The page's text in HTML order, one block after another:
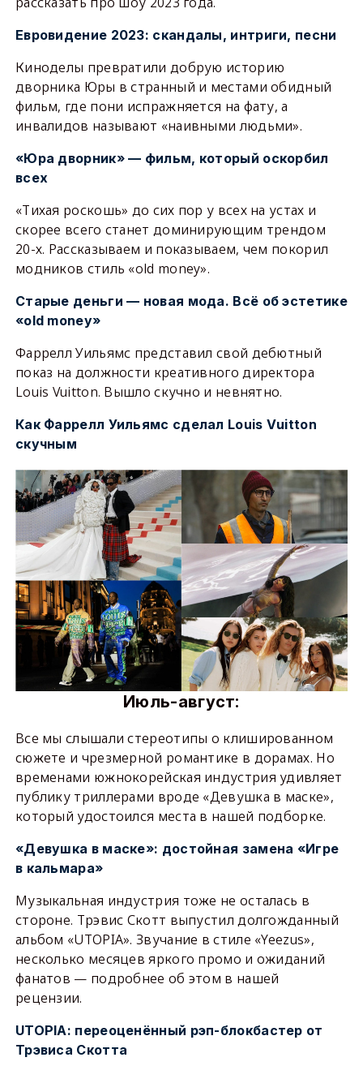
Евровидение 2023: скандалы, интриги, песни
Киноделы превратили добрую историю
дворника Юры в странный и местами обидный
фильм, где пони испражняется на фату, а
инвалидов называют «наивными людьми».
«Юра дворник» — фильм, который оскорбил
всех
«Тихая роскошь» до сих пор у всех на устах и
скорее всего станет доминирующим трендом
20-х. Рассказываем и показываем, чем покорил
модников стиль «old money».
Старые деньги — новая мода. Всё об эстетике
«old money»
Фаррелл Уильямс представил свой дебютный
показ на должности креативного директора
Louis Vuitton. Вышло скучно и невнятно.
Как Фаррелл Уильямс сделал Louis Vuitton
скучным
Июль-август:
Все мы слышали стереотипы о клишированном
сюжете и чрезмерной романтике в дорамах. Но
временами южнокорейская индустрия удивляет
публику триллерами вроде «Девушка в маске»,
который удостоился места в нашей подборке.
«Девушка в маске»: достойная замена «Игре
в кальмара»
Музыкальная индустрия тоже не осталась в
стороне. Трэвис Скотт выпустил долгожданный
альбом «UTOPIA». Звучание в стиле «Yeezus»,
несколько месяцев яркого промо и ожиданий
фанатов — подробнее об этом в нашей
рецензии.
UTOPIA: переоценённый рэп-блокбастер от
Трэвиса Скотта